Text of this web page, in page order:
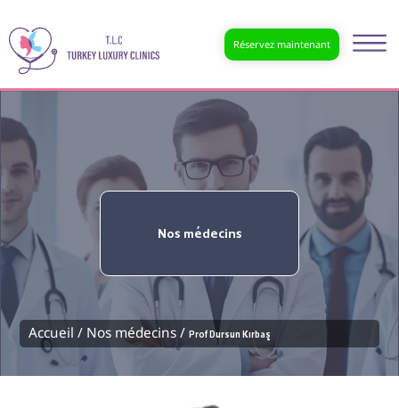
Réservez maintenant
Nos médecins
Accueil / Nos médecins /Prof Dursun Kırbaş